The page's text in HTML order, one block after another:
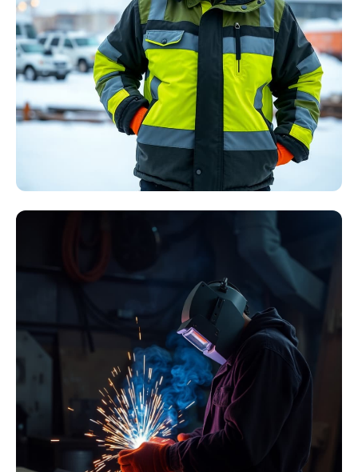
Winter Arbeitskleidung
Essentials